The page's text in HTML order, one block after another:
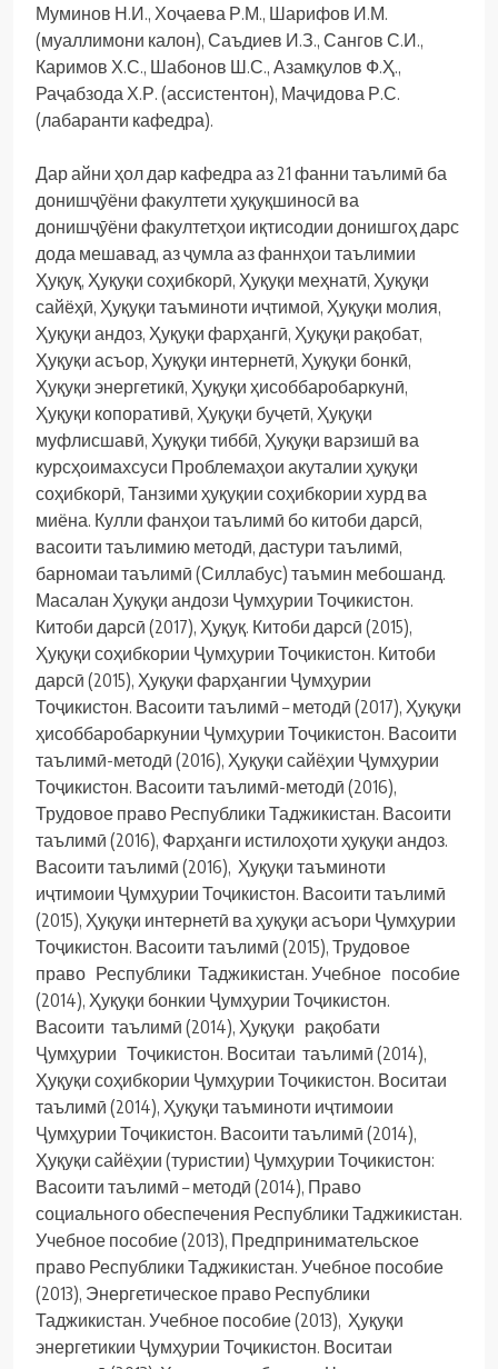
Муминов Н.И., Хоҷаева Р.М., Шарифов И.М.
(муаллимони калон), Саъдиев И.З., Сангов С.И.,
Каримов Х.С., Шабонов Ш.С., Азамқулов Ф.Ҳ.,
Раҷабзода Х.Р. (ассистентон), Маҷидова Р.С.
(лабаранти кафедра).
Дар айни ҳол дар кафедра аз 21 фанни таълимӣ ба
донишҷӯёни факултети ҳуқуқшиносӣ ва
донишҷӯёни факултетҳои иқтисодии донишгоҳ дарс
дода мешавад, аз ҷумла аз фаннҳои таълимии
Ҳуқуқ, Ҳуқуқи соҳибкорӣ, Ҳуқуқи меҳнатӣ, Ҳуқуқи
сайёҳӣ, Ҳуқуқи таъминоти иҷтимоӣ, Ҳуқуқи молия,
Ҳуқуқи андоз, Ҳуқуқи фарҳангӣ, Ҳуқуқи рақобат,
Ҳуқуқи асъор, Ҳуқуқи интернетӣ, Ҳуқуқи бонкӣ,
Ҳуқуқи энергетикӣ, Ҳуқуқи ҳисоббаробаркунӣ,
Ҳуқуқи копоративӣ, Ҳуқуқи буҷетӣ, Ҳуқуқи
муфлисшавӣ, Ҳуқуқи тиббӣ, Ҳуқуқи варзишӣ ва
курсҳоимахсуси Проблемаҳои акуталии ҳуқуқи
соҳибкорӣ, Танзими ҳуқуқии соҳибкории хурд ва
миёна. Кулли фанҳои таълимӣ бо китоби дарсӣ,
васоити таълимию методӣ, дастури таълимӣ,
барномаи таълимӣ (Силлабус) таъмин мебошанд.
Масалан Ҳуқуқи андози Ҷумҳурии Тоҷикистон.
Китоби дарсӣ (2017), Ҳуқуқ. Китоби дарсӣ (2015),
Ҳуқуқи соҳибкории Ҷумҳурии Тоҷикистон. Китоби
дарсӣ (2015), Ҳуқуқи фарҳангии Ҷумҳурии
Тоҷикистон. Васоити таълимӣ – методӣ (2017), Ҳуқуқи
ҳисоббаробаркунии Ҷумҳурии Тоҷикистон. Васоити
таълимӣ-методӣ (2016), Ҳуқуқи сайёҳии Ҷумҳурии
Тоҷикистон. Васоити таълимӣ-методӣ (2016),
Трудовое право Республики Таджикистан. Васоити
таълимӣ (2016), Фарҳанги истилоҳоти ҳуқуқи андоз.
Васоити таълимӣ (2016), Ҳуқуқи таъминоти
иҷтимоии Ҷумҳурии Тоҷикистон. Васоити таълимӣ
(2015), Ҳуқуқи интернетӣ ва ҳуқуқи асъори Ҷумҳурии
Тоҷикистон. Васоити таълимӣ (2015), Трудовое
право Республики Таджикистан. Учебное пособие
(2014), Ҳуқуқи бонкии Ҷумҳурии Тоҷикистон.
Васоити таълимӣ (2014), Ҳуқуқи рақобати
Ҷумҳурии Тоҷикистон. Воситаи таълимӣ (2014),
Ҳуқуқи соҳибкории Ҷумҳурии Тоҷикистон. Воситаи
таълимӣ (2014), Ҳуқуқи таъминоти иҷтимоии
Ҷумҳурии Тоҷикистон. Васоити таълимӣ (2014),
Ҳуқуқи сайёҳии (туристии) Ҷумҳурии Тоҷикистон:
Васоити таълимӣ – методӣ (2014), Право
социального обеспечения Республики Таджикистан.
Учебное пособие (2013), Предпринимательское
право Республики Таджикистан. Учебное пособие
(2013), Энергетическое право Республики
Таджикистан. Учебное пособие (2013), Ҳуқуқи
энергетикии Ҷумҳурии Тоҷикистон. Воситаи